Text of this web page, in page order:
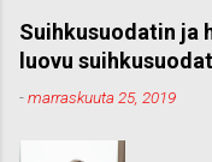
Suihkusuodatin ja
luovu
-marraskuuta 25, 2019